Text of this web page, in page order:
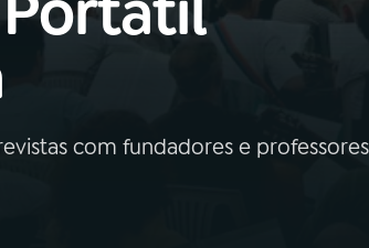
com fundadores e